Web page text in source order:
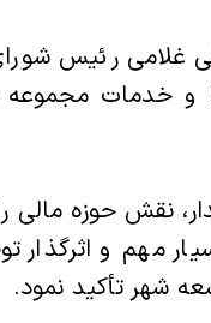
غلامی رئیس
و خدمات مجموعه
نقش حوزه مالی را
مهم و اثرگذار
شهر تأکید نمود.